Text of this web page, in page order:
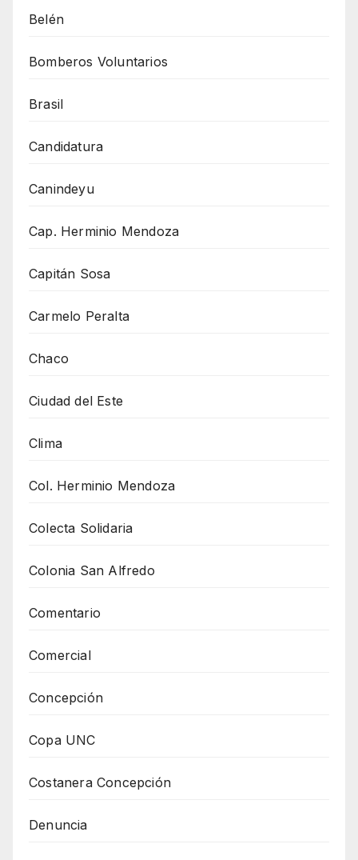
Belén
Bomberos Voluntarios
Brasil
Candidatura
Canindeyu
Cap. Herminio Mendoza
Capitán Sosa
Carmelo Peralta
Chaco
Ciudad del Este
Clima
Col. Herminio Mendoza
Colecta Solidaria
Colonia San Alfredo
Comentario
Comercial
Concepción
Copa UNC
Costanera Concepción
Denuncia